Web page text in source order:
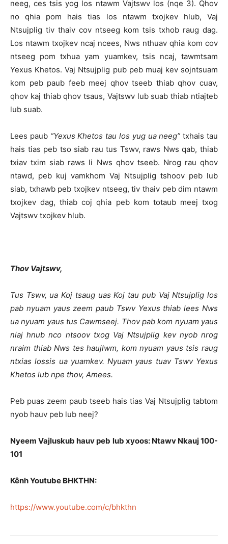
neeg, ces tsis yog los ntawm Vajtswv los (nqe 3). Qhov
no qhia pom hais tias los ntawm txojkev hlub, Vaj
Ntsujplig tiv thaiv cov ntseeg kom tsis txhob raug dag.
Los ntawm txojkev ncaj ncees, Nws nthuav qhia kom cov
ntseeg pom txhua yam yuamkev, tsis ncaj, tawmtsam
Yexus Khetos. Vaj Ntsujplig pub peb muaj kev sojntsuam
kom peb paub feeb meej qhov tseeb thiab qhov cuav,
qhov kaj thiab qhov tsaus, Vajtswv lub suab thiab ntiajteb
lub suab.
Lees paub “Yexus Khetos tau los yug ua neeg” txhais tau
hais tias peb tso siab rau tus Tswv, raws Nws qab, thiab
txiav txim siab raws li Nws qhov tseeb. Nrog rau qhov
ntawd, peb kuj vamkhom Vaj Ntsujplig tshoov peb lub
siab, txhawb peb txojkev ntseeg, tiv thaiv peb dim ntawm
txojkev dag, thiab coj qhia peb kom totaub meej txog
Vajtswv txojkev hlub.
Thov Vajtswv,
Tus Tswv, ua Koj tsaug uas Koj tau pub Vaj Ntsujplig los
pab nyuam yaus zeem paub Tswv Yexus thiab lees Nws
ua nyuam yaus tus Cawmseej. Thov pab kom nyuam yaus
niaj hnub nco ntsoov txog Vaj Ntsujplig kev nyob nrog
nraim thiab Nws tes haujlwm, kom nyuam yaus tsis raug
ntxias lossis ua yuamkev. Nyuam yaus tuav Tswv Yexus
Khetos lub npe thov, Amees.
Peb puas zeem paub tseeb hais tias Vaj Ntsujplig tabtom
nyob hauv peb lub neej?
Nyeem Vajluskub hauv peb lub xyoos: Ntawv Nkauj 100-
101
Kênh Youtube BHKTHN:
https://www.youtube.com/c/bhkthn